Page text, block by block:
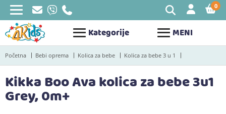
Kategorije MENI
0
Početna Bebi oprema Kolica za bebe Kolica za bebe 3 u 1
Kikka Boo Ava kolica za bebe 3u1
Grey, 0m+